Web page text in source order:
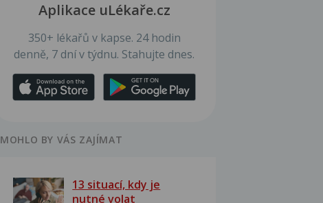
Aplikace uLékaře.cz
350+ lékařů v kapse. 24 hodin
denně, 7 dní v týdnu. Stahujte dnes.
MOHLO BY VÁS ZAJÍMAT
13 situací, kdy je
nutné volat